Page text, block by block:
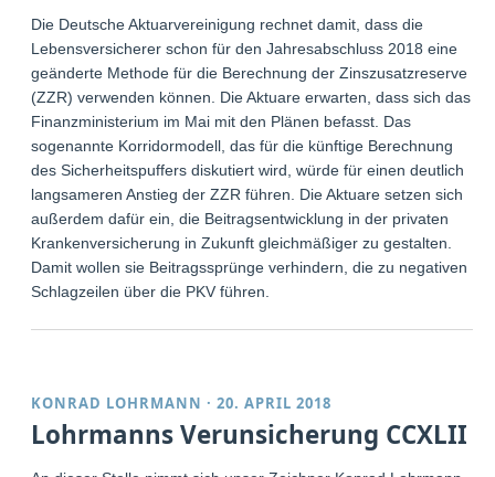
Die Deutsche Aktuarvereinigung rechnet damit, dass die
Lebensversicherer schon für den Jahresabschluss 2018 eine
geänderte Methode für die Berechnung der Zinszusatzreserve
(ZZR) verwenden können. Die Aktuare erwarten, dass sich das
Finanzministerium im Mai mit den Plänen befasst. Das
sogenannte Korridormodell, das für die künftige Berechnung
des Sicherheitspuffers diskutiert wird, würde für einen deutlich
langsameren Anstieg der ZZR führen. Die Aktuare setzen sich
außerdem dafür ein, die Beitragsentwicklung in der privaten
Krankenversicherung in Zukunft gleichmäßiger zu gestalten.
Damit wollen sie Beitragssprünge verhindern, die zu negativen
Schlagzeilen über die PKV führen.
KONRAD LOHRMANN ·20. APRIL 2018
Lohrmanns Verunsicherung CCXLII